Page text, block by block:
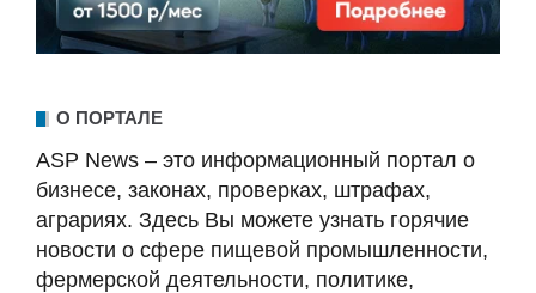
О ПОРТАЛЕ
ASP News – это информационный портал о
бизнесе, законах, проверках, штрафах,
аграриях. Здесь Вы можете узнать горячие
новости о сфере пищевой промышленности,
фермерской деятельности, политике,